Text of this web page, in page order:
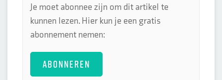
Je moet abonnee zijn om dit artikel te
kunnen lezen. Hier kun je een gratis
abonnement nemen:
ABONNEREN